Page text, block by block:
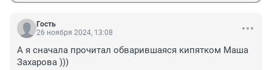
Гость
26 ноября 2024, 13:08
А я сначала прочитал обварившаяся кипятком Маша
Захарова )))